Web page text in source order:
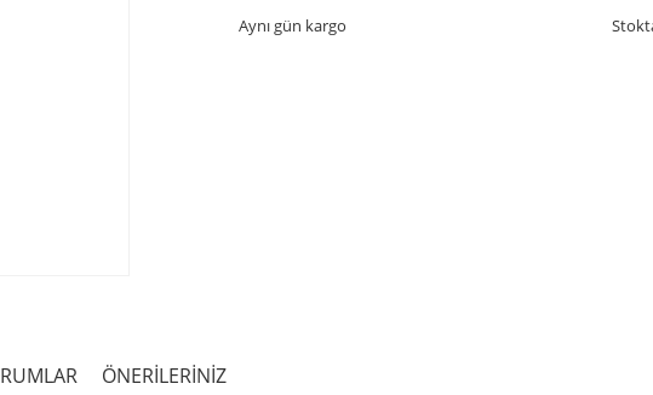
Aynı gün kargo
ÖNERİLERİNİZ